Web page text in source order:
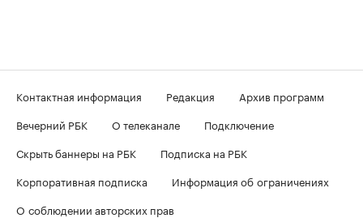
Контактная информация Редакция
Архив программ
Вечерний РБК
О телеканале
Подключение
Скрыть баннеры на РБК
Подписка на РБК
Корпоративная подписка
Информация об ограничениях
О соблюдении авторских прав